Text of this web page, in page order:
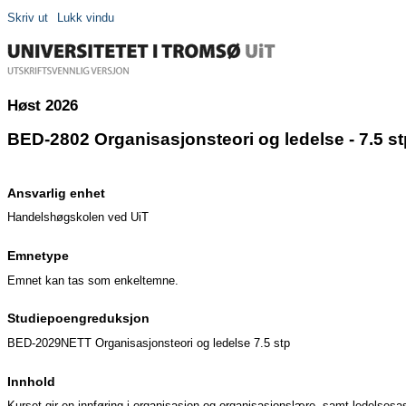
Skriv ut Lukk vindu
Høst 2026
BED-2802 Organisasjonsteori og ledelse - 7.5
Ansvarlig enhet
Handelshøgskolen ved UiT
Emnetype
Emnet kan tas som enkeltemne.
Studiepoengreduksjon
BED-2029NETT Organisasjonsteori og ledelse 7.5 stp
Innhold